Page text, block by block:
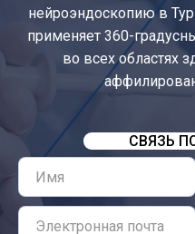
нейроэндоскопию в
применяет 360-
во всех областях
СВЯЗЬ